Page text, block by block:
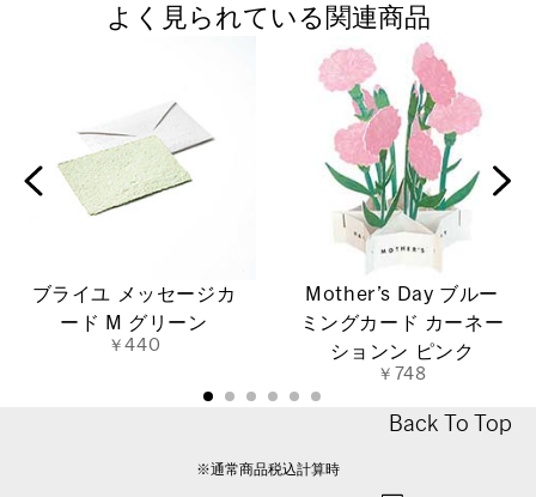
よく見られている関連商品
ブライユ メッセージカ
ード M グリーン
￥440
Mother’s Day ブルー
ミングカード カーネー
ションン ピンク
￥748
Back To Top
※通常商品税込計算時